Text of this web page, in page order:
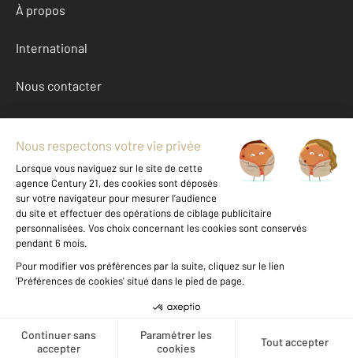
Téléphoner
À propos
International
Nous contacter
Mentions légales & CGU et Barèmes d'honoraires
Données personnelles
Gestionnaire des cookies
Achat appartement autour de OULLINS (69600)